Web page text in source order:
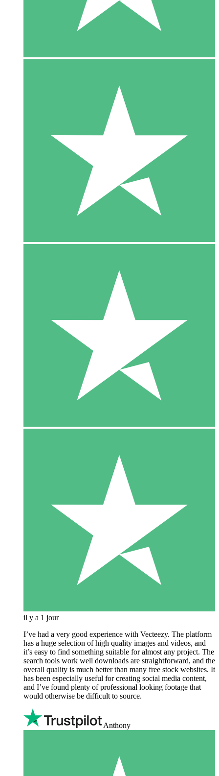
il y a 1 jour
I’ve had a very good experience with Vecteezy. The platform
has a huge selection of high quality images and videos, and
it’s easy to find something suitable for almost any project. The
search tools work well downloads are straightforward, and the
overall quality is much better than many free stock websites. It
has been especially useful for creating social media content,
and I’ve found plenty of professional looking footage that
would otherwise be difficult to source.
Anthony